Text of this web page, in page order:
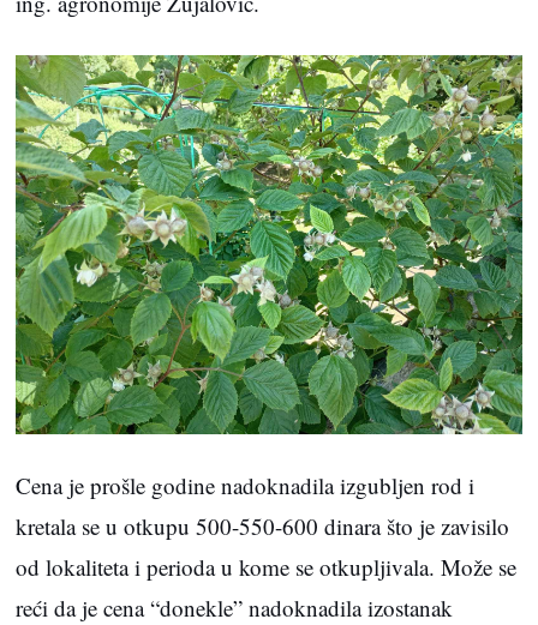
Cena je prošle godine nadoknadila izgubljen rod i
kretala se u otkupu 500-550-600 dinara što je zavisilo
od lokaliteta i perioda u kome se otkupljivala. Može se
reći da je cena “donekle” nadoknadila izostanak